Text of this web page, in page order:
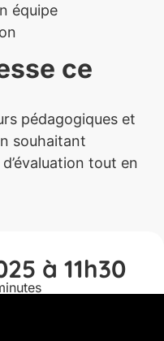
équipe
ce
pédagogiques et
souhaitant
tout en
à 11h30